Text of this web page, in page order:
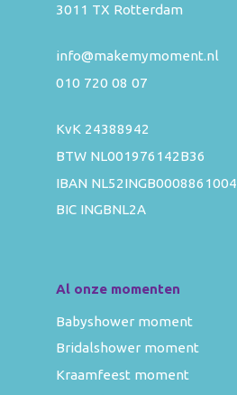
3011 TX Rotterdam
info@makemymoment.nl
010 720 08 07
KvK 24388942
BTW NL001976142B36
IBAN NL52INGB0008861004
BIC INGBNL2A
Al onze momenten
Babyshower moment
Bridalshower moment
Kraamfeest moment